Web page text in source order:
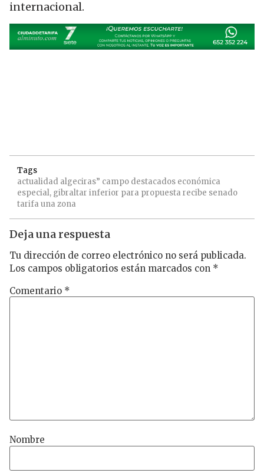
internacional.
Tags
actualidad algeciras” campo destacados económica
especial, gibraltar inferior para propuesta recibe senado
tarifa una zona
Deja una respuesta
Tu dirección de correo electrónico no será publicada.
Los campos obligatorios están marcados con *
Comentario *
Nombre